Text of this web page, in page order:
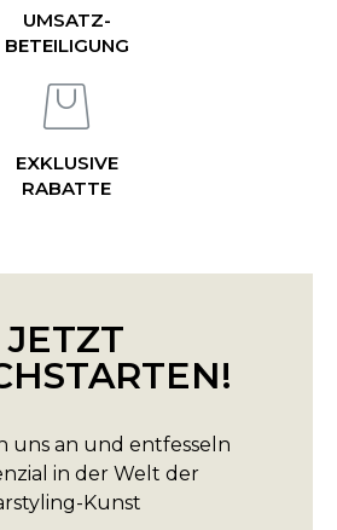
UMSATZ-
BETEILIGUNG
EXKLUSIVE
RABATTE
JETZT
uns an und entfesseln
in der Welt der
Kunst